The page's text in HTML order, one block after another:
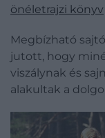
önéletrajzi könyv
Megbízható
jutott, hogy
viszálynak és
alakultak a